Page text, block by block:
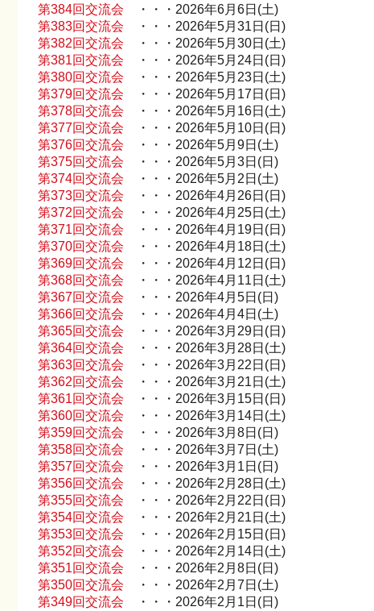
第384回交流会 ・・・2026年6月6日(土)
第383回交流会 ・・・2026年5月31日(日)
第382回交流会 ・・・2026年5月30日(土)
第381回交流会 ・・・2026年5月24日(日)
第380回交流会 ・・・2026年5月23日(土)
第379回交流会 ・・・2026年5月17日(日)
第378回交流会 ・・・2026年5月16日(土)
第377回交流会 ・・・2026年5月10日(日)
第376回交流会 ・・・2026年5月9日(土)
第375回交流会 ・・・2026年5月3日(日)
第374回交流会 ・・・2026年5月2日(土)
第373回交流会 ・・・2026年4月26日(日)
第372回交流会 ・・・2026年4月25日(土)
第371回交流会 ・・・2026年4月19日(日)
第370回交流会 ・・・2026年4月18日(土)
第369回交流会 ・・・2026年4月12日(日)
第368回交流会 ・・・2026年4月11日(土)
第367回交流会 ・・・2026年4月5日(日)
第366回交流会 ・・・2026年4月4日(土)
第365回交流会 ・・・2026年3月29日(日)
第364回交流会 ・・・2026年3月28日(土)
第363回交流会 ・・・2026年3月22日(日)
第362回交流会 ・・・2026年3月21日(土)
第361回交流会 ・・・2026年3月15日(日)
第360回交流会 ・・・2026年3月14日(土)
第359回交流会 ・・・2026年3月8日(日)
第358回交流会 ・・・2026年3月7日(土)
第357回交流会 ・・・2026年3月1日(日)
第356回交流会 ・・・2026年2月28日(土)
第355回交流会 ・・・2026年2月22日(日)
第354回交流会 ・・・2026年2月21日(土)
第353回交流会 ・・・2026年2月15日(日)
第352回交流会 ・・・2026年2月14日(土)
第351回交流会 ・・・2026年2月8日(日)
第350回交流会 ・・・2026年2月7日(土)
第349回交流会 ・・・2026年2月1日(日)